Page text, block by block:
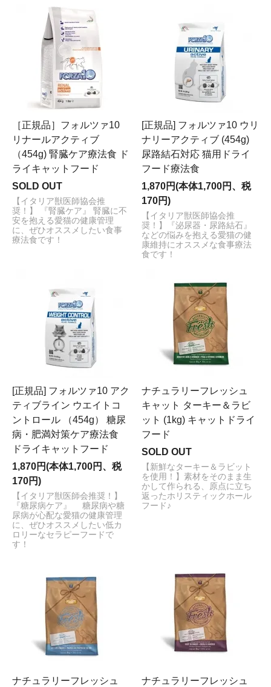
［正規品］フォルツァ10
リナールアクティブ
（454g) 腎臓ケア療法食 ド
ライキャットフード
SOLD OUT
【イタリア獣医師協会推
奨！】 『腎臓ケア』 腎臓に不
安を抱える愛猫の健康管理
に、ぜひオススメしたい食事
療法食です！
[正規品] フォルツァ10 ウリ
ナリーアクティブ (454g)
尿路結石対応 猫用ドライ
フード療法食
1,870円(本体1,700円、税
170円)
【イタリア獣医師協会推
奨！】『泌尿器・尿路結石』
などの悩みを抱える愛猫の健
康維持にオススメな食事療法
食です！
[正規品] フォルツァ10 アク
ティブライン ウエイトコ
ントロール （454g） 糖尿
病・肥満対策ケア療法食
ドライキャットフード
1,870円(本体1,700円、税
170円)
【イタリア獣医師会推奨！】
『糖尿病ケア』 糖尿病や糖
尿病が心配な愛猫の健康管理
に、ぜひオススメしたい低カ
ロリーなセラピーフードで
す！
ナチュラリーフレッシュ
キャット ターキー＆ラビ
ット (1kg) キャットドライ
フード
SOLD OUT
【新鮮なターキー＆ラビット
を使用！】素材をそのまま生
かして作られる、原点に立ち
返ったホリスティックホール
フード♪
ナチュラリーフレッシュ
ナチュラリーフレッシュ